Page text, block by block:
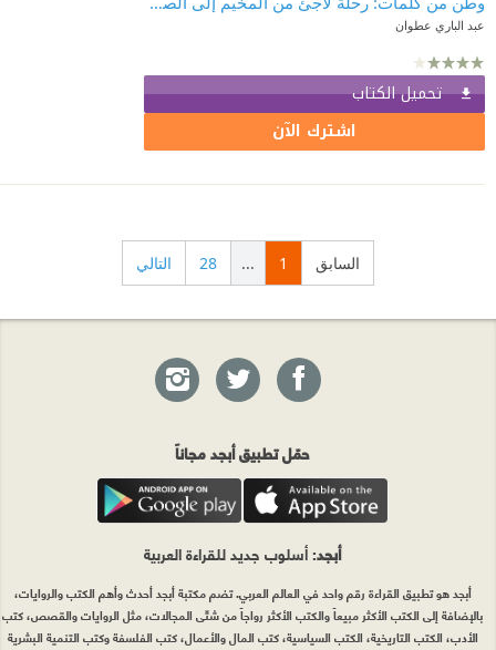
عبد الباري عطوان
تحميل الكتاب
اشترك الآن
السابق 1
...
28 التالي
حمّل تطبيق أبجد مجاناً
أبجد: أسلوب جديد للقراءة العربية
أبجد هو تطبيق القراءة رقم واحد في العالم العربي. تضم مكتبة أبجد أحدث وأهم الكتب والروايات،
بالإضافة إلى الكتب الأكثر مبيعاً والكتب الأكثر رواجاً من شتّى المجالات، مثل الروايات والقصص، كتب
الأدب، الكتب التاريخية، الكتب السياسية، كتب المال والأعمال، كتب الفلسفة وكتب التنمية البشرية